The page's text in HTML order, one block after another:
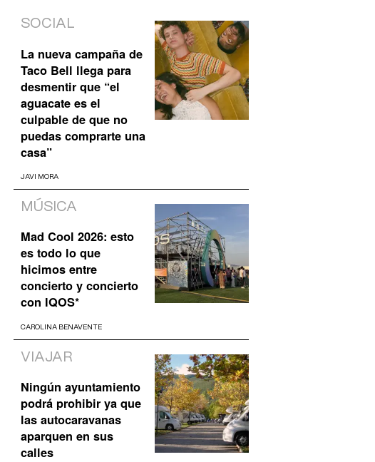
SOCIAL
La nueva campaña de
Taco Bell llega para
desmentir que “el
aguacate es el
culpable de que no
puedas comprarte una
casa”
JAVI MORA
MÚSICA
Mad Cool 2026: esto
es todo lo que
hicimos entre
concierto y concierto
con IQOS*
CAROLINA BENAVENTE
VIAJAR
Ningún ayuntamiento
podrá prohibir ya que
las autocaravanas
aparquen en sus
calles